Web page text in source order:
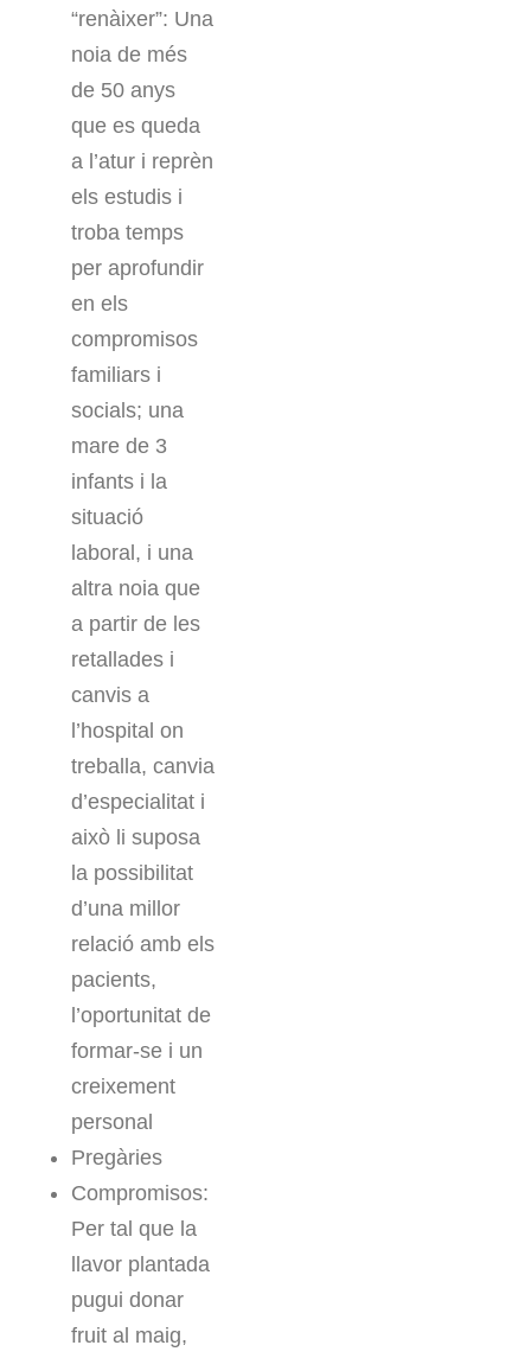
“renàixer”: Una
noia de més
de 50 anys
que es queda
a l’atur i reprèn
els estudis i
troba temps
per aprofundir
en els
compromisos
familiars i
socials; una
mare de 3
infants i la
situació
laboral, i una
altra noia que
a partir de les
retallades i
canvis a
l’hospital on
treballa, canvia
d’especialitat i
això li suposa
la possibilitat
d’una millor
relació amb els
pacients,
l’oportunitat de
formar-se i un
creixement
personal
Pregàries
Compromisos:
Per tal que la
llavor plantada
pugui donar
fruit al maig,